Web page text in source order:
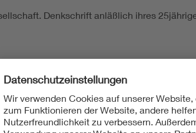
Denkschrift anläßlich ihres